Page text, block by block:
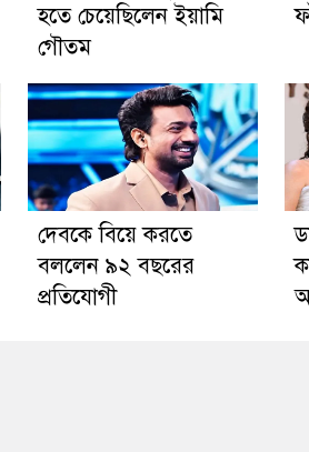
হতে চেয়েছিলেন ইয়ামি
গৌতম
দেবকে বিয়ে করতে
বললেন ৯২ বছরের
প্রতিযোগী